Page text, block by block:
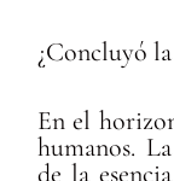
¿Concluyó
En el
humanos.
de la